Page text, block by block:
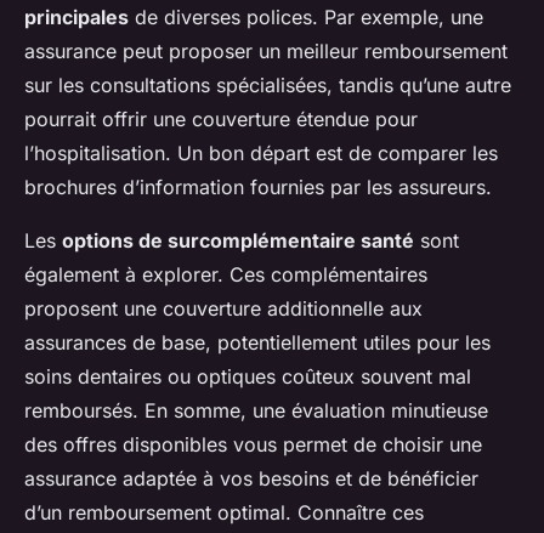
principales de diverses polices. Par exemple, une
assurance peut proposer un meilleur remboursement
sur les consultations spécialisées, tandis qu’une autre
pourrait offrir une couverture étendue pour
l’hospitalisation. Un bon départ est de comparer les
brochures d’information fournies par les assureurs.
Les options de surcomplémentaire santé sont
également à explorer. Ces complémentaires
proposent une couverture additionnelle aux
assurances de base, potentiellement utiles pour les
soins dentaires ou optiques coûteux souvent mal
remboursés. En somme, une évaluation minutieuse
des offres disponibles vous permet de choisir une
assurance adaptée à vos besoins et de bénéficier
d’un remboursement optimal. Connaître ces